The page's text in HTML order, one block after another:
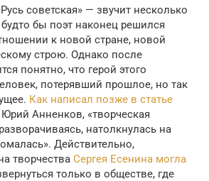
советская» — звучит несколько
бы поэт наконец решился
к новой стране, новой
строю. Однако после
понятно, что герой этого
потерявший прошлое, но так
Как написал позже в статье
Анненков, «творческая
натолкнулась на
Действительно,
творчества Сергея Есенина могла
только в обществе, где